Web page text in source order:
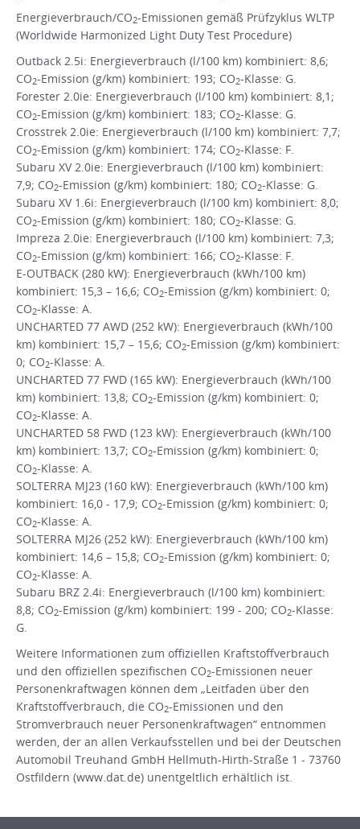
Energieverbrauch/CO2-Emissionen gemäß Prüfzyklus WLTP
(Worldwide Harmonized Light Duty Test Procedure)
Outback 2.5i: Energieverbrauch (l/100 km) kombiniert: 8,6;
CO2-Emission (g/km) kombiniert: 193; CO2-Klasse: G.
Forester 2.0ie: Energieverbrauch (l/100 km) kombiniert: 8,1;
CO2-Emission (g/km) kombiniert: 183; CO2-Klasse: G.
Crosstrek 2.0ie: Energieverbrauch (l/100 km) kombiniert: 7,7;
CO2-Emission (g/km) kombiniert: 174; CO2-Klasse: F.
Subaru XV 2.0ie: Energieverbrauch (l/100 km) kombiniert:
7,9; CO2-Emission (g/km) kombiniert: 180; CO2-Klasse: G.
Subaru XV 1.6i: Energieverbrauch (l/100 km) kombiniert: 8,0;
CO2-Emission (g/km) kombiniert: 180; CO2-Klasse: G.
Impreza 2.0ie: Energieverbrauch (l/100 km) kombiniert: 7,3;
CO2-Emission (g/km) kombiniert: 166; CO2-Klasse: F.
E-OUTBACK (280 kW): Energieverbrauch (kWh/100 km)
kombiniert: 15,3 – 16,6; CO2-Emission (g/km) kombiniert: 0;
CO2-Klasse: A.
UNCHARTED 77 AWD (252 kW): Energieverbrauch (kWh/100
km) kombiniert: 15,7 – 15,6; CO2-Emission (g/km) kombiniert:
0; CO2-Klasse: A.
UNCHARTED 77 FWD (165 kW): Energieverbrauch (kWh/100
km) kombiniert: 13,8; CO2-Emission (g/km) kombiniert: 0;
CO2-Klasse: A.
UNCHARTED 58 FWD (123 kW): Energieverbrauch (kWh/100
km) kombiniert: 13,7; CO2-Emission (g/km) kombiniert: 0;
CO2-Klasse: A.
SOLTERRA MJ23 (160 kW): Energieverbrauch (kWh/100 km)
kombiniert: 16,0 - 17,9; CO2-Emission (g/km) kombiniert: 0;
CO2-Klasse: A.
SOLTERRA MJ26 (252 kW): Energieverbrauch (kWh/100 km)
kombiniert: 14,6 – 15,8; CO2-Emission (g/km) kombiniert: 0;
CO2-Klasse: A.
Subaru BRZ 2.4i: Energieverbrauch (l/100 km) kombiniert:
8,8; CO2-Emission (g/km) kombiniert: 199 - 200; CO2-Klasse:
G.
Weitere Informationen zum offiziellen Kraftstoffverbrauch
und den offiziellen spezifischen CO2-Emissionen neuer
Personenkraftwagen können dem „Leitfaden über den
Kraftstoffverbrauch, die CO2-Emissionen und den
Stromverbrauch neuer Personenkraftwagen“ entnommen
werden, der an allen Verkaufsstellen und bei der Deutschen
Automobil Treuhand GmbH Hellmuth-Hirth-Straße 1 - 73760
Ostfildern (www.dat.de) unentgeltlich erhältlich ist.